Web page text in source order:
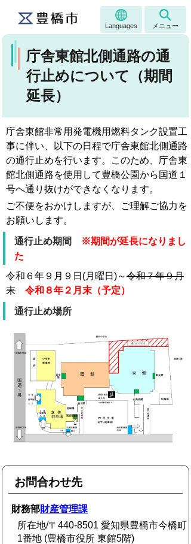
Languages メニュー
庁舎東館北側通路の通
行止めについて（期間
延長）
庁舎東館非常用発電機用燃料タンク設置工
事に伴い、以下の日程で庁舎東館北側通路
の通行止めを行います。このため、庁舎東
館北側通路を使用して豊橋公園から国道１
号へ通り抜けができなくなります。
ご不便をおかけしますが、ご理解ご協力を
お願いします。
通行止め期間
※期間が延長になりまし
た
令和６年９月９日(月曜日)～令和７年９月
末
令和８年２月末（予定）
通行止め場所
お問合わせ先
財務部財産管理課
所在地/〒440-8501 愛知県豊橋市今橋町
1番地 (豊橋市役所 東館5階)